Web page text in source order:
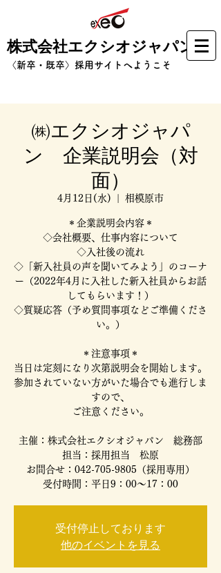
株式会社エクシオジャパン
​〈新卒・既卒〉採用サイトへようこそ
㈱エクシオジャパ
ン 企業説明会（対
面）
4月12日(水) 相模原市
＊企業説明会内容＊
◇会社概要、仕事内容について
◇入社後の流れ
◇「新入社員の声を聞いてみよう」のコーナ
ー（2022年4月に入社した新入社員からお話
してもらいます！）
◇質疑応答（予め質問事項などご準備くださ
い。）
＊注意事項＊
当日は定刻になり次第説明会を開始します。
参加されていない方がいた場合でも進行しま
すので、
ご注意ください。
主催：株式会社エクシオジャパン 総務部
担当：採用担当 松原
お問合せ：042-705-9805（採用専用）
受付時間：平日9：00～17：00
受付停止しております
他のイベントを見る